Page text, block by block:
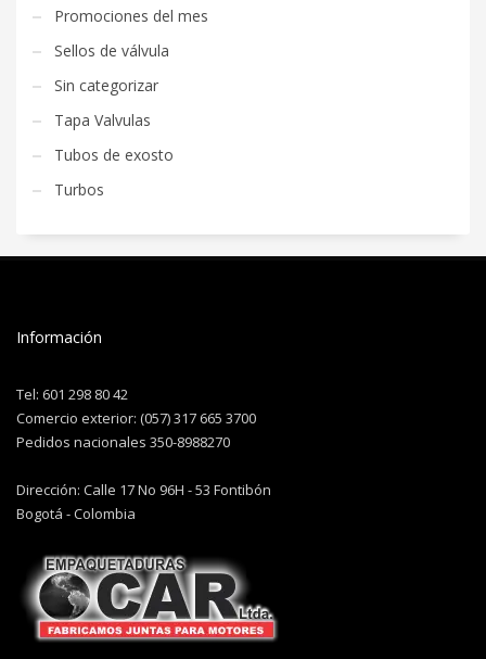
Promociones del mes
Sellos de válvula
Sin categorizar
Tapa Valvulas
Tubos de exosto
Turbos
Información
Tel: 601 298 80 42
Comercio exterior: (057) 317 665 3700
Pedidos nacionales 350-8988270
Dirección: Calle 17 No 96H - 53 Fontibón
Bogotá - Colombia